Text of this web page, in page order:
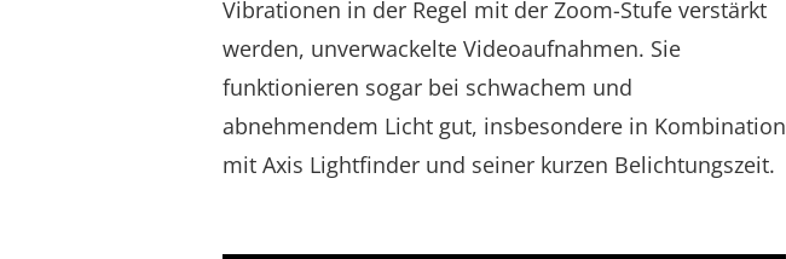
Vibrationen in der Regel mit der Zoom-Stufe verstärkt
werden, unverwackelte Videoaufnahmen. Sie
funktionieren sogar bei schwachem und
abnehmendem Licht gut, insbesondere in Kombination
mit Axis Lightfinder und seiner kurzen Belichtungszeit.